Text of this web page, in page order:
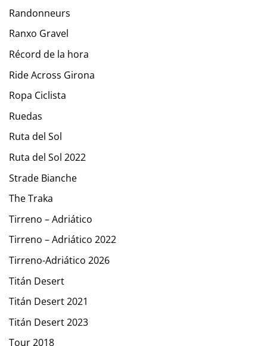
Randonneurs
Ranxo Gravel
Récord de la hora
Ride Across Girona
Ropa Ciclista
Ruedas
Ruta del Sol
Ruta del Sol 2022
Strade Bianche
The Traka
Tirreno – Adriático
Tirreno – Adriático 2022
Tirreno-Adriático 2026
Titán Desert
Titán Desert 2021
Titán Desert 2023
Tour 2018